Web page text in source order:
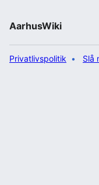
AarhusWiki
Privatlivspolitik Slå